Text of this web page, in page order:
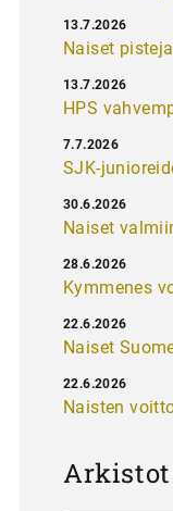
Naiset
13.7.2026
HPS
13.7.2026
SJK-
7.7.2026
Naiset
30.6.2026
Kymmenes
28.6.2026
Naiset
22.6.2026
Naisten
22.6.2026
Arkistot